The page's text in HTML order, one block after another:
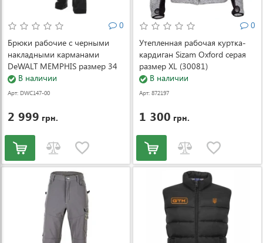
0
Брюки рабочие с черными
накладными карманами
DeWALT MEMPHIS размер 34
(DWC147-004-3431)
В наличии
Арт: DWC147-00
2 999 грн.
0
Утепленная рабочая куртка-
кардиган Sizam Oxford серая
размер XL (30081)
В наличии
Арт: 872197
1 300 грн.